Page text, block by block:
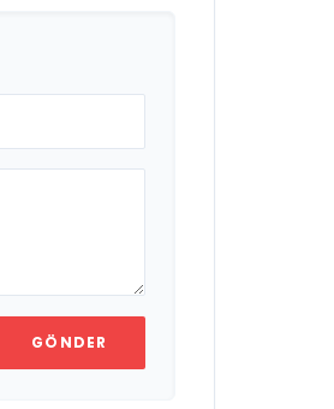
GÖNDER